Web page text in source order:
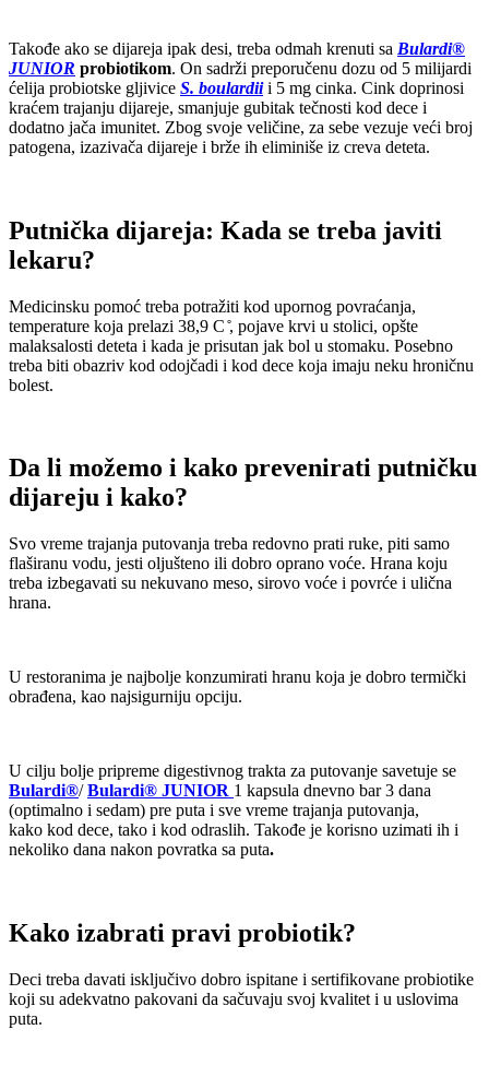
Takođe ako se dijareja ipak desi, treba odmah krenuti sa Bulardi®
JUNIOR probiotikom. On sadrži preporučenu dozu od 5 milijardi
ćelija probiotske gljivice S. boulardii i 5 mg cinka. Cink doprinosi
kraćem trajanju dijareje, smanjuje gubitak tečnosti kod dece i
dodatno jača imunitet. Zbog svoje veličine, za sebe vezuje veći broj
patogena, izazivača dijareje i brže ih eliminiše iz creva deteta.
Putnička dijareja: Kada se treba javiti
lekaru?
Medicinsku pomoć treba potražiti kod upornog povraćanja,
temperature koja prelazi 38,9 C ̊, pojave krvi u stolici, opšte
malaksalosti deteta i kada je prisutan jak bol u stomaku. Posebno
treba biti obazriv kod odojčadi i kod dece koja imaju neku hroničnu
bolest.
Da li možemo i kako prevenirati putničku
dijareju i kako?
Svo vreme trajanja putovanja treba redovno prati ruke, piti samo
flaširanu vodu, jesti oljušteno ili dobro oprano voće. Hrana koju
treba izbegavati su nekuvano meso, sirovo voće i povrće i ulična
hrana.
U restoranima je najbolje konzumirati hranu koja je dobro termički
obrađena, kao najsigurniju opciju.
U cilju bolje pripreme digestivnog trakta za putovanje savetuje se
Bulardi®/Bulardi® JUNIOR 1 kapsula dnevno bar 3 dana
(optimalno i sedam) pre puta i sve vreme trajanja putovanja,
kako kod dece, tako i kod odraslih. Takođe je korisno uzimati ih i
nekoliko dana nakon povratka sa puta.
Kako izabrati pravi probiotik?
Deci treba davati isključivo dobro ispitane i sertifikovane probiotike
koji su adekvatno pakovani da sačuvaju svoj kvalitet i u uslovima
puta.